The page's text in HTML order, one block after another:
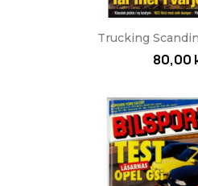
Trucking
80,00